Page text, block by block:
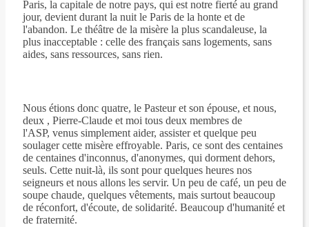
Paris, la capitale de notre pays, qui est notre fierté au grand
jour, devient durant la nuit le Paris de la honte et de
l'abandon. Le théâtre de la misère la plus scandaleuse, la
plus inacceptable : celle des français sans logements, sans
aides, sans ressources, sans rien.
Nous étions donc quatre, le Pasteur et son épouse, et nous,
deux , Pierre-Claude et moi tous deux membres de
l'ASP, venus simplement aider, assister et quelque peu
soulager cette misère effroyable. Paris, ce sont des centaines
de centaines d'inconnus, d'anonymes, qui dorment dehors,
seuls. Cette nuit-là, ils sont pour quelques heures nos
seigneurs et nous allons les servir. Un peu de café, un peu de
soupe chaude, quelques vêtements, mais surtout beaucoup
de réconfort, d'écoute, de solidarité. Beaucoup d'humanité et
de fraternité.